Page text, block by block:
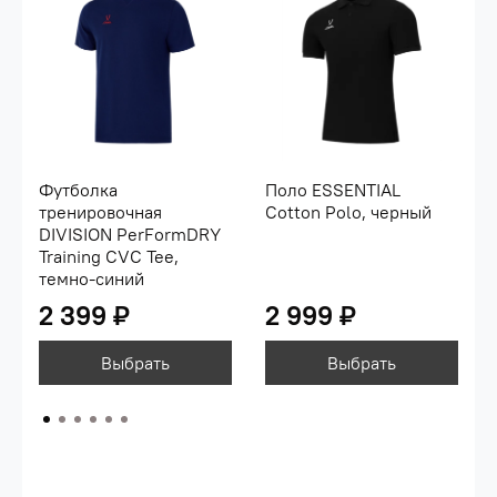
Футболка
тренировочная
DIVISION PerFormDRY
Training CVC Tee,
темно-синий
2 399 ₽
Выбрать
Поло ESSENTIAL
Cotton Polo, черный
2 999 ₽
Выбрать